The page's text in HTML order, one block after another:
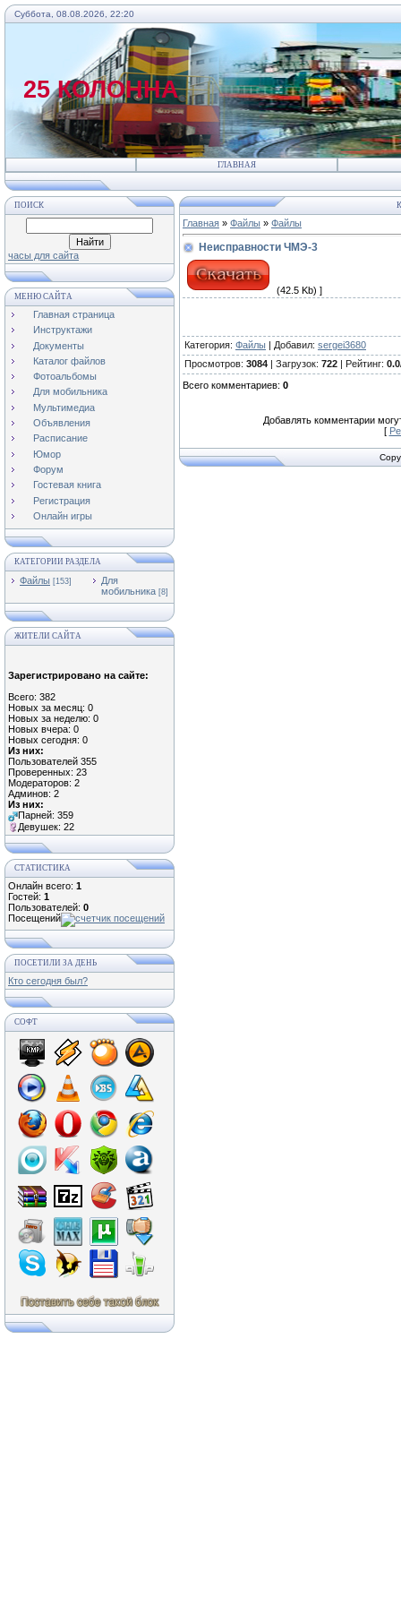
Суббота, 08.08.2026, 22:20
25 КОЛОННА
ГЛАВНАЯ
ПОИСК
часы для сайта
МЕНЮ САЙТА
Главная страница
Инструктажи
Документы
Каталог файлов
Фотоальбомы
Для мобильника
Мультимедиа
Объявления
Расписание
Юмор
Форум
Гостевая книга
Регистрация
Онлайн игры
КАТЕГОРИИ РАЗДЕЛА
Файлы [153]
Для
мобильника [8]
ЖИТЕЛИ САЙТА
Зарегистрировано на сайте:
Всего: 382
Новых за месяц: 0
Новых за неделю: 0
Новых вчера: 0
Новых сегодня: 0
Из них:
Пользователей 355
Проверенных: 23
Модераторов: 2
Админов: 2
Из них:
Парней: 359
Девушек: 22
СТАТИСТИКА
Онлайн всего: 1
Гостей: 1
Пользователей: 0
Посещений
ПОСЕТИЛИ ЗА ДЕНЬ
Кто сегодня был?
СОФТ
Главная » Файлы » Файлы
Неисправности ЧМЭ-3
(42.5 Kb) ]
Категория: Файлы | Добавил: sergei3680
Просмотров: 3084 | Загрузок: 722 | Рейтинг: 0.0
Всего комментариев: 0
Добавлять комментарии
[